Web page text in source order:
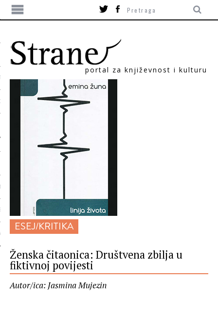
portal za književnost i kulturu
ESEJ/KRITIKA
Ženska čitaonica: Društvena zbilja u
fiktivnoj povijesti
Autor/ica: Jasmina Mujezin